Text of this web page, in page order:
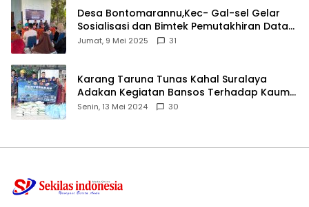
Desa Bontomarannu,Kec- Gal-sel Gelar
Sosialisasi dan Bimtek Pemutakhiran Data
ID
Jumat, 9 Mei 2025 31
Karang Taruna Tunas Kahal Suralaya
Adakan Kegiatan Bansos Terhadap Kaum
Dhuafa dan Anak Yatim-Piatu
Senin, 13 Mei 2024 30